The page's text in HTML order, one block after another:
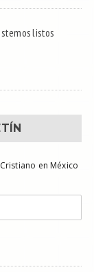
listos
en México